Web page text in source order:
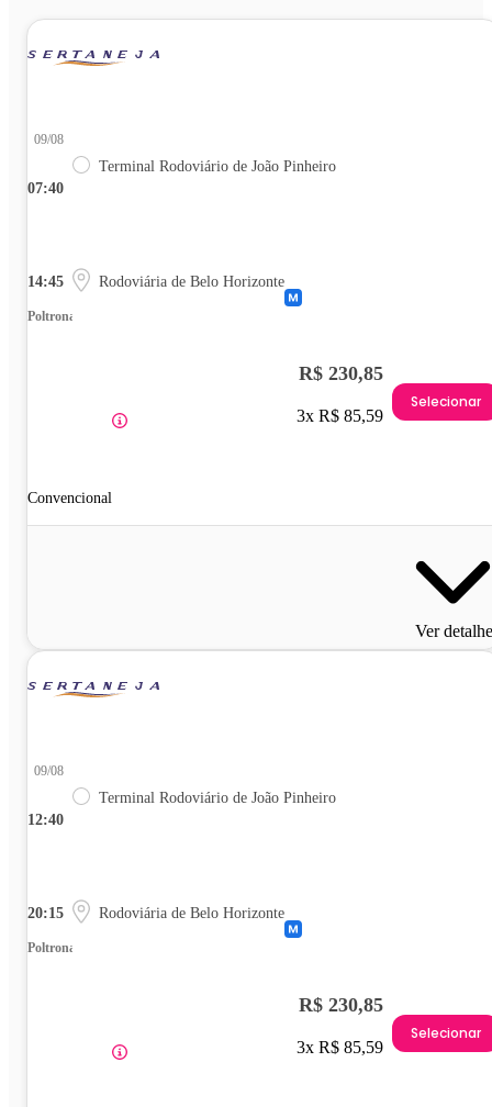
07:40
09/08
Terminal Rodoviário de João Pinheiro
14:45 Rodoviária de Belo Horizonte
Poltrona
Convencional
R$ 230,85
3x R$ 85,59
Selecionar
Ver
12:40
09/08
Terminal Rodoviário de João Pinheiro
20:15 Rodoviária de Belo Horizonte
Poltrona
R$ 230,85
3x R$ 85,59
Selecionar